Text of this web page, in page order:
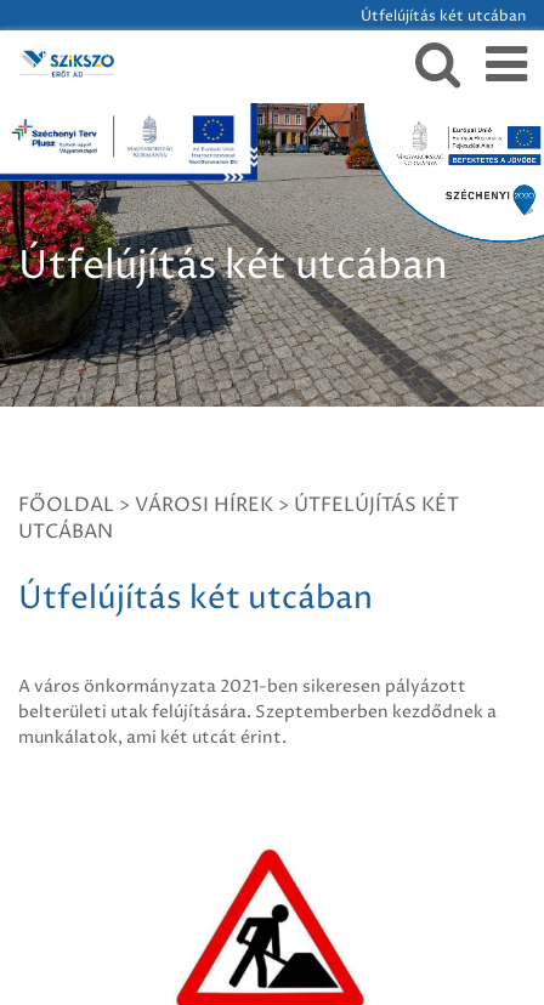
Útfelújítás két utcában
Útfelújítás két utcában
FŐOLDAL > VÁROSI HÍREK > ÚTFELÚJÍTÁS KÉT
UTCÁBAN
Útfelújítás két utcában
A város önkormányzata 2021-ben sikeresen pályázott
belterületi utak felújítására. Szeptemberben kezdődnek a
munkálatok, ami két utcát érint.